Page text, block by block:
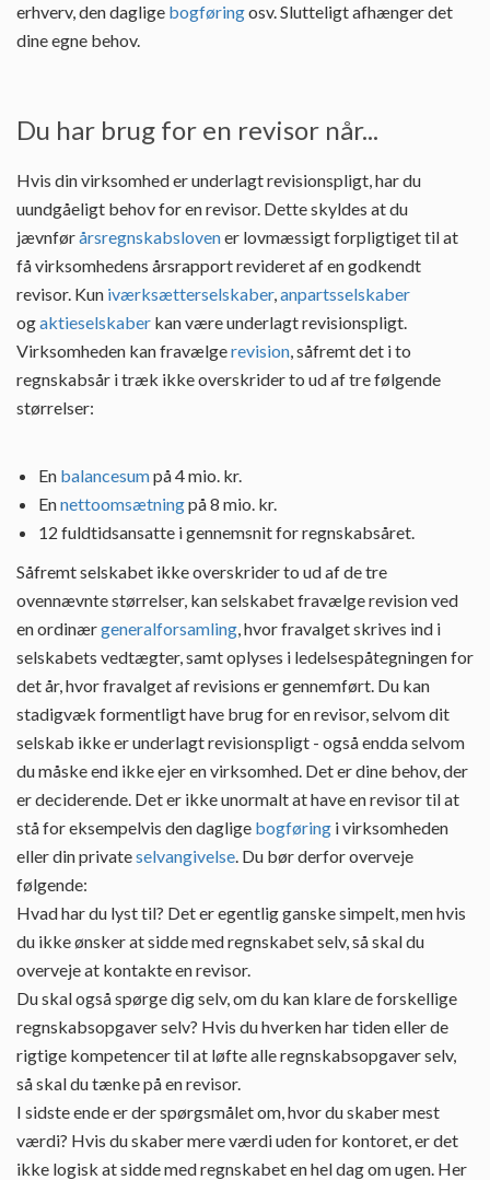
erhverv, den daglige bogføringosv. Slutteligt afhænger det
dine egne behov.
Du har brug for en revisor når...
Hvis din virksomhed er underlagt revisionspligt, har du
uundgåeligt behov for en revisor. Dette skyldes at du
jævnførårsregnskabslovener lovmæssigt forpligtiget til at
få virksomhedens årsrapport revideret af en godkendt
revisor. Kun iværksætterselskaber,anpartsselskaber
ogaktieselskaber kan være underlagt revisionspligt.
Virksomheden kan fravælgerevision, såfremt det i to
regnskabsår i træk ikke overskrider to ud af tre følgende
størrelser:
En balancesumpå 4 mio. kr.
Ennettoomsætningpå 8 mio. kr.
12 fuldtidsansatte i gennemsnit for regnskabsåret.
Såfremt selskabet ikke overskrider to ud af de tre
ovennævnte størrelser, kan selskabet fravælge revision ved
en ordinærgeneralforsamling, hvor fravalget skrives ind i
selskabets vedtægter, samt oplyses i ledelsespåtegningen for
det år, hvor fravalget af revisions er gennemført. Du kan
stadigvæk formentligt have brug for en revisor, selvom dit
selskab ikke er underlagt revisionspligt - også endda selvom
du måske end ikke ejer en virksomhed. Det er dine behov, der
er deciderende. Det er ikke unormalt at have en revisor til at
stå for eksempelvis den daglige bogføring i virksomheden
eller din privateselvangivelse. Du bør derfor overveje
følgende:
Hvad har du lyst til? Det er egentlig ganske simpelt, men hvis
du ikke ønsker at sidde med regnskabet selv, så skal du
overveje at kontakte en revisor.
Du skal også spørge dig selv, om du kan klare de forskellige
regnskabsopgaver selv? Hvis du hverken har tiden eller de
rigtige kompetencer til at løfte alle regnskabsopgaver selv,
så skal du tænke på en revisor.
I sidste ende er der spørgsmålet om, hvor du skaber mest
værdi? Hvis du skaber mere værdi uden for kontoret, er det
ikke logisk at sidde med regnskabet en hel dag om ugen. Her